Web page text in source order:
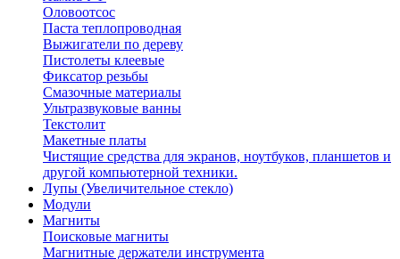
Оловоотсос
Паста теплопроводная
Выжигатели по дереву
Пистолеты клеевые
Фиксатор резьбы
Смазочные материалы
Ультразвуковые ванны
Текстолит
Макетные платы
Чистящие средства для экранов, ноутбуков, планшетов и
другой компьютерной техники.
Лупы (Увеличительное стекло)
Модули
Магниты
Поисковые магниты
Магнитные держатели инструмента